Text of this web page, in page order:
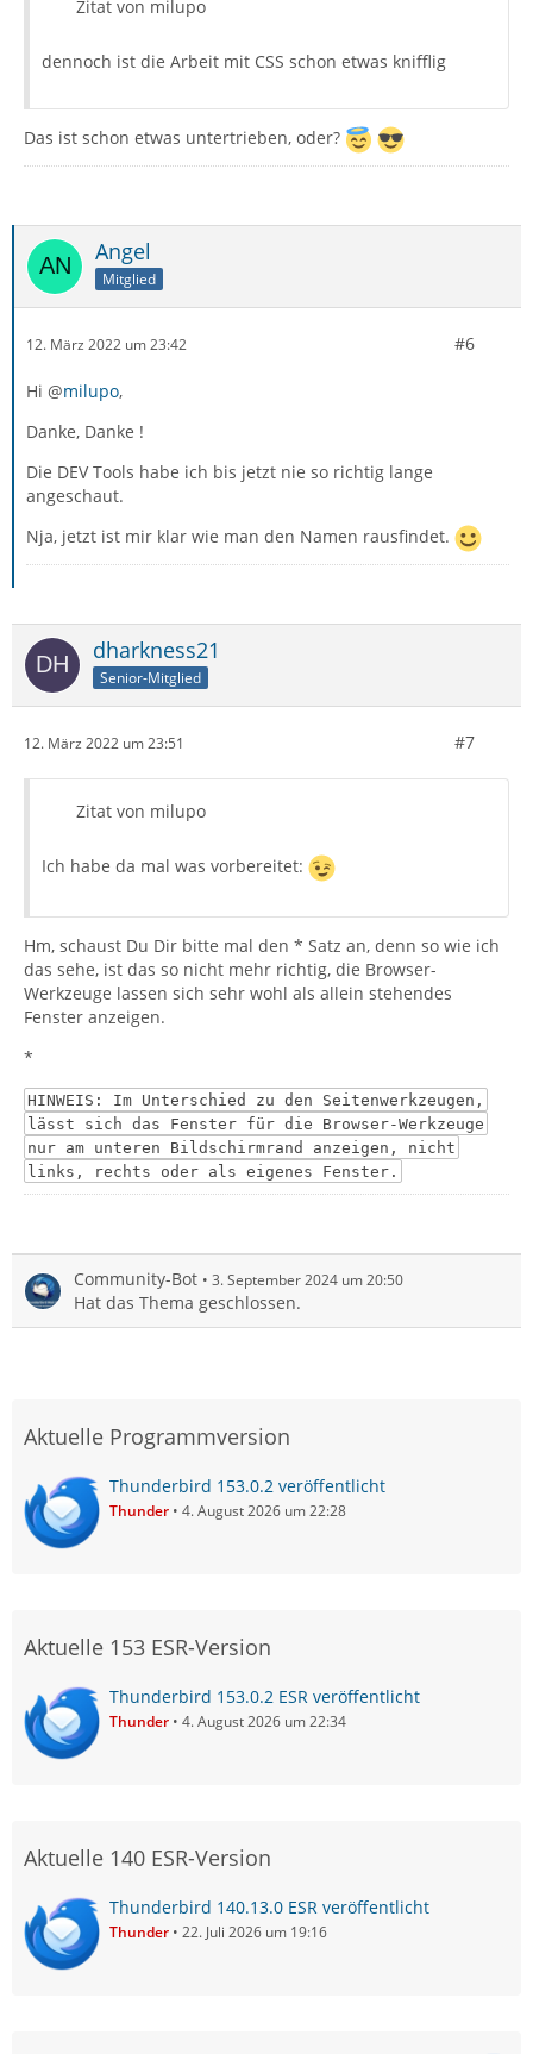
Zitat von milupo
dennoch ist die Arbeit mit CSS schon etwas knifflig
Das ist schon etwas untertrieben, oder?
Angel
Mitglied
12. März 2022 um 23:42 #6
Hi @milupo,
Danke, Danke !
Die DEV Tools habe ich bis jetzt nie so richtig lange
angeschaut.
Nja, jetzt ist mir klar wie man den Namen rausfindet.
dharkness21
Senior-Mitglied
12. März 2022 um 23:51 #7
Zitat von milupo
Ich habe da mal was vorbereitet:
Hm, schaust Du Dir bitte mal den * Satz an, denn so wie ich
das sehe, ist das so nicht mehr richtig, die Browser-
Werkzeuge lassen sich sehr wohl als allein stehendes
Fenster anzeigen.
*
HINWEIS: Im Unterschied zu den Seitenwerkzeugen,
lässt sich das Fenster für die Browser-Werkzeuge
nur am unteren Bildschirmrand anzeigen, nicht
links, rechts oder als eigenes Fenster.
Community-Bot 3. September 2024 um 20:50
Hat das Thema geschlossen.
Aktuelle Programmversion
Thunderbird 153.0.2 veröffentlicht
Thunder 4. August 2026 um 22:28
Aktuelle 153 ESR-Version
Thunderbird 153.0.2 ESR veröffentlicht
Thunder 4. August 2026 um 22:34
Aktuelle 140 ESR-Version
Thunderbird 140.13.0 ESR veröffentlicht
Thunder 22. Juli 2026 um 19:16